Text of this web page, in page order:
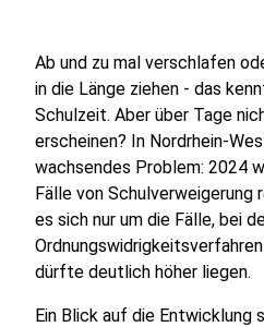
Ab und zu mal verschlafen
in die Länge ziehen - das
Schulzeit. Aber über Tage
erscheinen? In Nordrhein-
wachsendes Problem: 2024
Fälle von Schulverweigerung
es sich nur um die Fälle, bei
dürfte deutlich höher liegen.
Ein Blick auf die Entwicklung